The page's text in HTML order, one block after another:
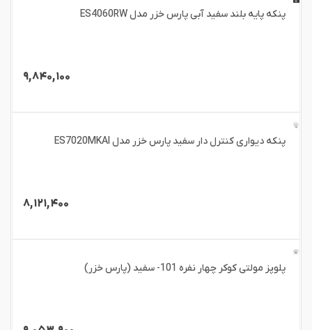
پنکه پایه بلند سفید آبی پارس خزر مدل ES4060RW
۹,۸۴۰,۱۰۰
پنکه دیواری کنترل دار سفید پارس خزر مدل ES7020MKAI
۸,۱۲۱,۴۰۰
پلوپز مولتی کوکر چهار نفره 101- سفید (پارس خزر)